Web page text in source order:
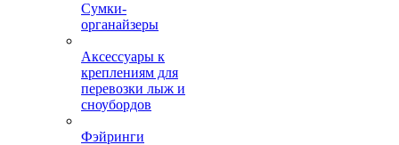
Сумки-
органайзеры
Аксессуары к
креплениям для
перевозки лыж и
сноубордов
Фэйринги